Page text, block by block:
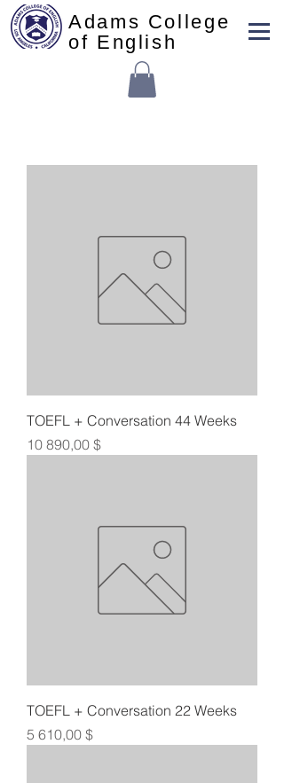
Adams College
of English
TOEFL + Conversation 44 Weeks
Цена
10 890,00 $
TOEFL + Conversation 22 Weeks
Цена
5 610,00 $